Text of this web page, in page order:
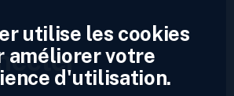
utilise les cookies
améliorer votre
d'utilisation.